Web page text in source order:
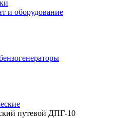
и оборудование
путевой ДПГ-10